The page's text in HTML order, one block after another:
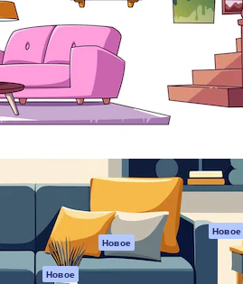
Продукция
Spaces
ИИ-помощник
Генератор
изображений ИИ
Генератор видео
на основе ИИ
Стоковый контент
MCP для
Claude/ChatGPT
Новое
Агенты Новое
Начать
Документация по
Пакету ИИ
Служба
поддержки
положения
Политика
Оригиналы Новое
Политика
cookie